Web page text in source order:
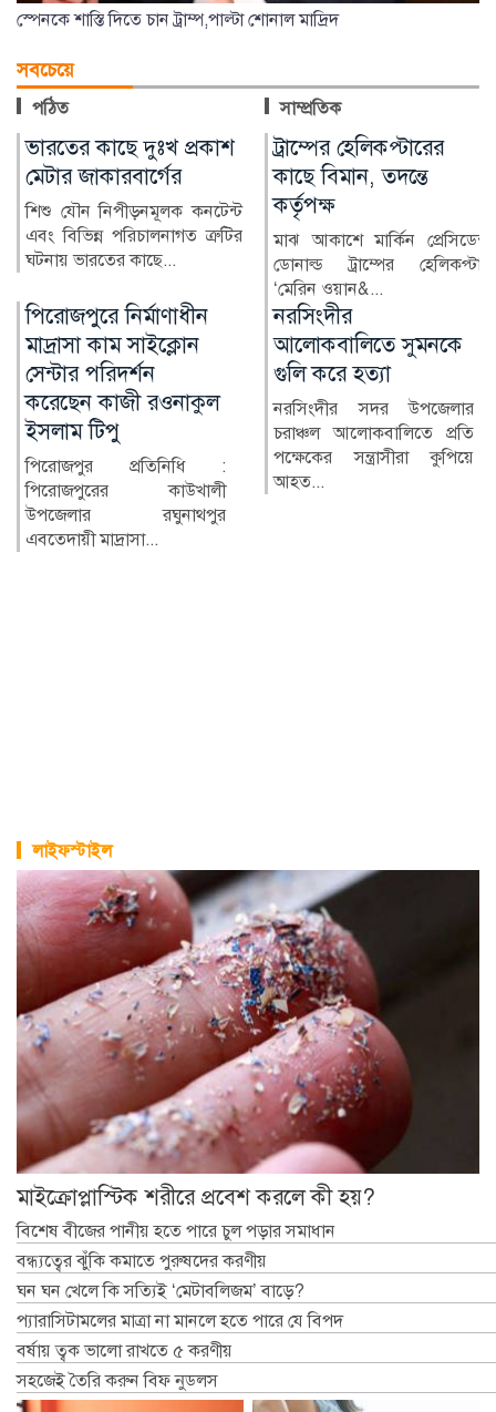
স্পেনকে শাস্তি দিতে চান ট্রাম্প,পাল্টা শোনাল মাদ্রিদ
সবচেয়ে
পঠিত সাম্প্রতিক
ট্রাম্পের হেলিকপ্টারের
কাছে বিমান, তদন্তে
কর্তৃপক্ষ
মাঝ আকাশে মার্কিন প্রেসিডেন্ট
ডোনাল্ড ট্রাম্পের হেলিকপ্টার
ভারতীয় তরুণীর অভিযোগে
জামালপুরে যুবক গ্রেপ্তার
ভারতীয় এক তরুণীর সঙ্গে
অনলাইনে প্রেমের সম্পর্ক গড়ে তার
ব্যক্তিগত ছবি ও ভিডিও...
নরসিংদীর
আলোকবালিতে সুমনকে
গুলি করে হত্যা
নরসিংদীর সদর উপজেলার
চরাঞ্চল আলোকবালিতে প্রতি
পক্ষেকের সন্ত্রাসীরা কুপিয়ে
আহত...
জোবাইরের ওপর হামলার
প্রতিবাদে কুড়িগ্রামে
সাংবাদিকদের মানববন্ধন
উলিপুরে জুলাই গণঅভ্যুত্থান
দিবসের অনুষ্ঠানে পেশাগত
দায়িত্ব পালনকালে স্টার নিউ...
লাইফস্টাইল
মাইক্রোপ্লাস্টিক শরীরে প্রবেশ করলে কী হয়?
বিশেষ বীজের পানীয় হতে পারে চুল পড়ার সমাধান
বন্ধ্যত্বের ঝুঁকি কমাতে পুরুষদের করণীয়
ঘন ঘন খেলে কি সত্যিই ‘মেটাবলিজম’ বাড়ে?
প্যারাসিটামলের মাত্রা না মানলে হতে পারে যে বিপদ
বর্ষায় ত্বক ভালো রাখতে ৫ করণীয়
সহজেই তৈরি করুন বিফ নুডলস